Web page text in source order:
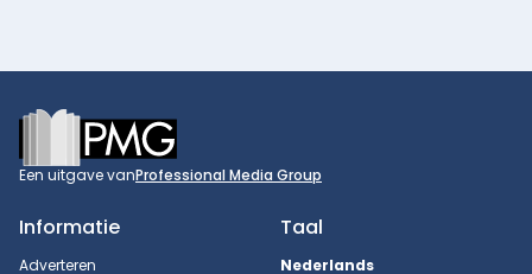
Footer
Een uitgave vanProfessional Media Group
Informatie
Adverteren
Taal
Nederlands